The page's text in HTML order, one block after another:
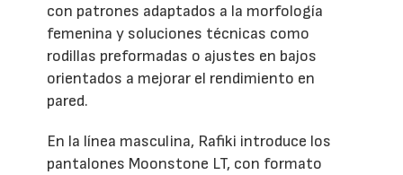
con patrones adaptados a la morfología
femenina y soluciones técnicas como
rodillas preformadas o ajustes en bajos
orientados a mejorar el rendimiento en
pared.
En la línea masculina, Rafiki introduce los
pantalones Moonstone LT, con formato